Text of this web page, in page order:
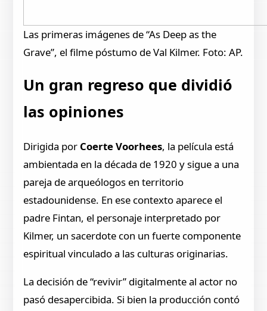
Las primeras imágenes de “As Deep as the
Grave”, el filme póstumo de Val Kilmer. Foto: AP.
Un gran regreso que dividió
las opiniones
Dirigida por Coerte Voorhees, la película está
ambientada en la década de 1920 y sigue a una
pareja de arqueólogos en territorio
estadounidense. En ese contexto aparece el
padre Fintan, el personaje interpretado por
Kilmer, un sacerdote con un fuerte componente
espiritual vinculado a las culturas originarias.
La decisión de “revivir” digitalmente al actor no
pasó desapercibida. Si bien la producción contó